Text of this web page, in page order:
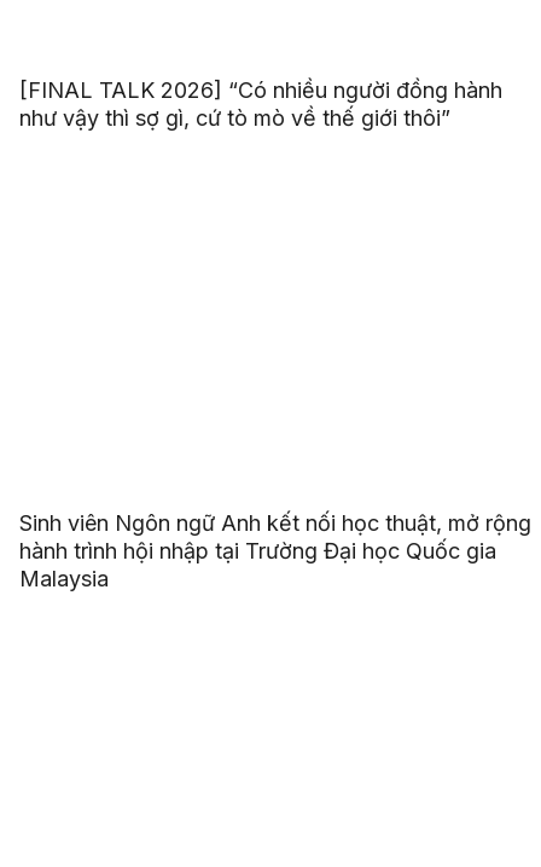
[FINAL TALK 2026] “Có nhiều người đồng hành
như vậy thì sợ gì, cứ tò mò về thế giới thôi”
Sinh viên Ngôn ngữ Anh kết nối học thuật, mở rộng
hành trình hội nhập tại Trường Đại học Quốc gia
Malaysia